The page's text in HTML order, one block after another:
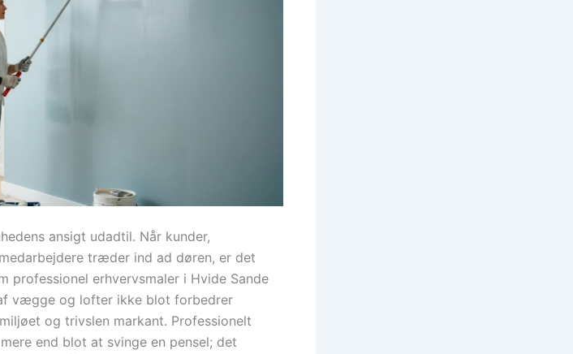
ansigt udadtil. Når kunder,
træder ind ad døren, er det
professionel erhvervsmaler i Hvide Sande
vægge og lofter ikke blot forbedrer
og trivslen markant. Professionelt
end blot at svinge en pensel; det